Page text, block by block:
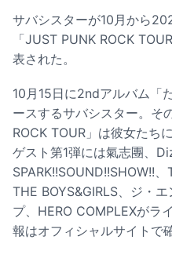
サバシスターが10月から
「JUST PUNK ROCK
表された。
10月15日に2ndアルバム「
ースするサバシスター。そ
ROCK TOUR」は彼女たち
ゲスト第1弾には氣志團、
SPARK!!SOUND!!SHOW!!、
THE BOYS&GIRLS、ジ・
プ、HERO COMPLEXがラ
報はオフィシャルサイトで